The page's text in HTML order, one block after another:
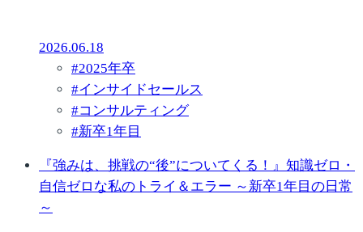
2026.06.18
#2025年卒
#インサイドセールス
#コンサルティング
#新卒1年目
『強みは、挑戦の“後”についてくる！』知識ゼロ・
自信ゼロな私のトライ＆エラー ～新卒1年目の日常
～